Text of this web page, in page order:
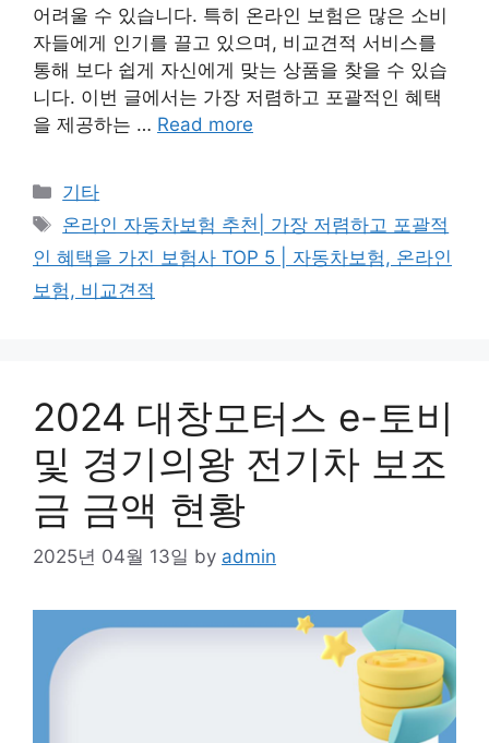
어려울 수 있습니다. 특히 온라인 보험은 많은 소비
자들에게 인기를 끌고 있으며, 비교견적 서비스를
통해 보다 쉽게 자신에게 맞는 상품을 찾을 수 있습
니다. 이번 글에서는 가장 저렴하고 포괄적인 혜택
을 제공하는 … Read more
Categories
기타
Tags
온라인 자동차보험 추천| 가장 저렴하고 포괄적
인 혜택을 가진 보험사 TOP 5 | 자동차보험, 온라인
보험, 비교견적
2024 대창모터스 e-토비
및 경기의왕 전기차 보조
금 금액 현황
2025년 04월 13일 by admin